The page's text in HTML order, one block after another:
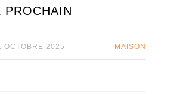
PROCHAIN
OCTOBRE 2025 MAISON